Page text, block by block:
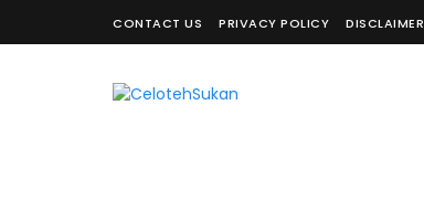
CONTACT US PRIVACY POLICY DISCLAIMER